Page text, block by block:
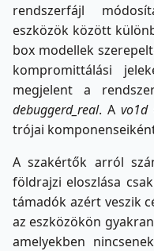
rendszerfájl
eszközök között
box modellek
kompromittálási
megjelent a
debuggerd_real. Avo1d
trójai
A szakértők arról
földrajzi eloszlása
támadók azért veszik
az eszközökön
amelyekben